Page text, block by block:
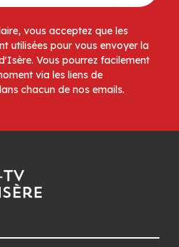
vous acceptez que les
utilisées pour vous envoyer la
Vous pourrez facilement
via les liens de
chacun de nos emails.